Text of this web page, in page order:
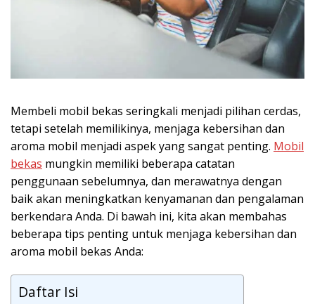
Membeli mobil bekas seringkali menjadi pilihan cerdas,
tetapi setelah memilikinya, menjaga kebersihan dan
aroma mobil menjadi aspek yang sangat penting. Mobil
bekas mungkin memiliki beberapa catatan
penggunaan sebelumnya, dan merawatnya dengan
baik akan meningkatkan kenyamanan dan pengalaman
berkendara Anda. Di bawah ini, kita akan membahas
beberapa tips penting untuk menjaga kebersihan dan
aroma mobil bekas Anda:
Daftar Isi